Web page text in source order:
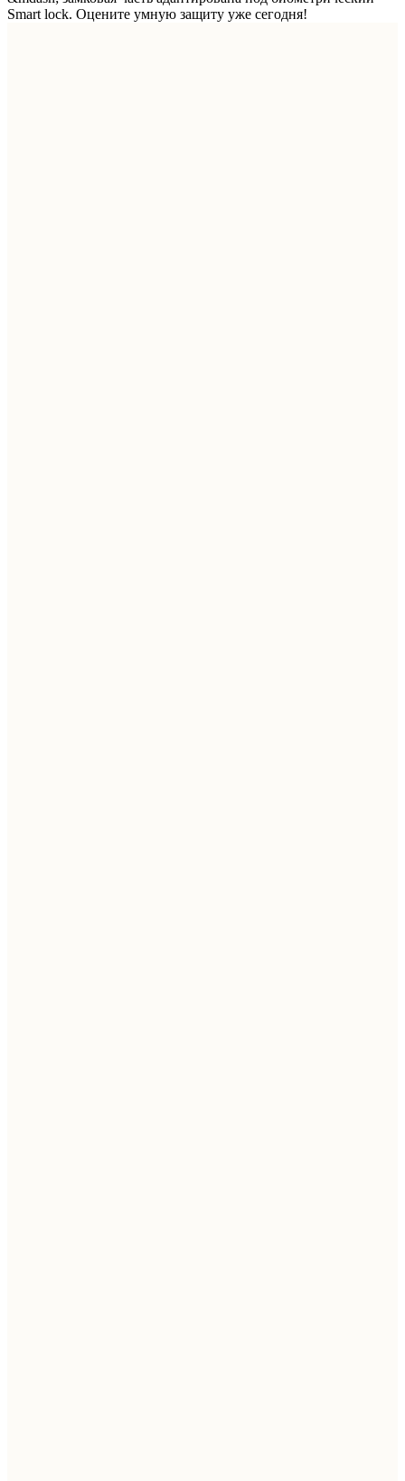
Smart lock. Оцените умную защиту уже сегодня!